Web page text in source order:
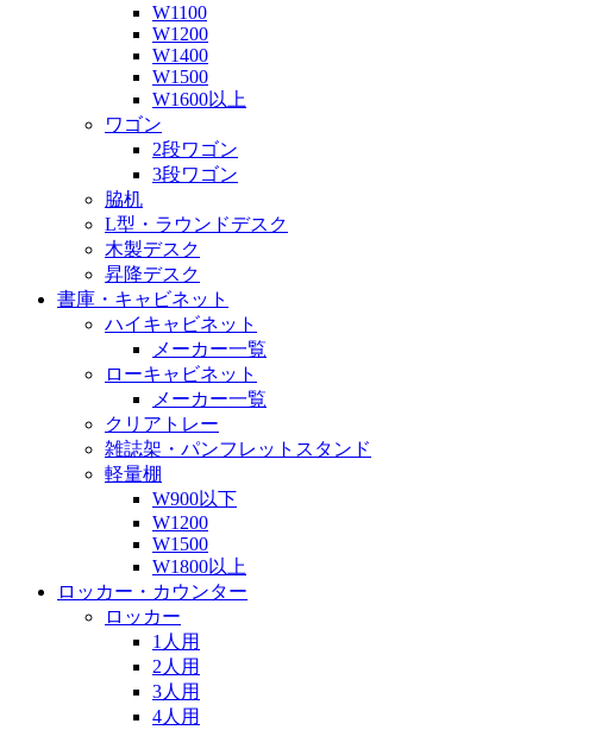
W1100
W1200
W1400
W1500
W1600以上
ワゴン
2段ワゴン
3段ワゴン
脇机
L型・ラウンドデスク
木製デスク
昇降デスク
書庫・キャビネット
ハイキャビネット
メーカー一覧
ローキャビネット
メーカー一覧
クリアトレー
雑誌架・パンフレットスタンド
軽量棚
W900以下
W1200
W1500
W1800以上
ロッカー・カウンター
ロッカー
1人用
2人用
3人用
4人用